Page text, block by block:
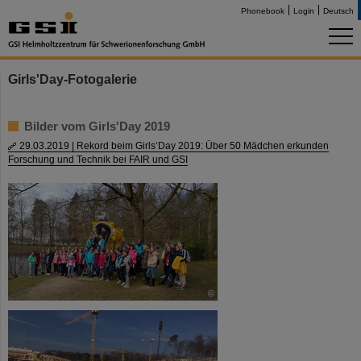
Phonebook Login Deutsch
Girls'Day-Fotogalerie
Bilder vom Girls'Day 2019
29.03.2019 | Rekord beim Girls’Day 2019: Über 50 Mädchen erkunden
Forschung und Technik bei FAIR und GSI
©